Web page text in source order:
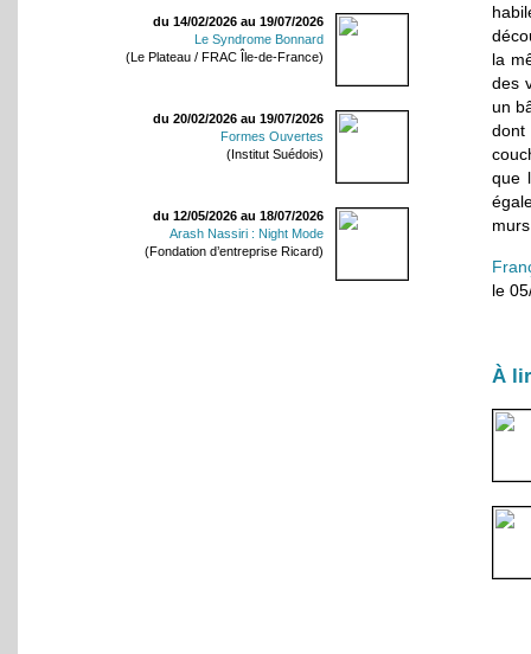
du 14/02/2026 au 19/07/2026
Le Syndrome Bonnard
(Le Plateau / FRAC Île-de-France)
du 20/02/2026 au 19/07/2026
Formes Ouvertes
(Institut Suédois)
du 12/05/2026 au 18/07/2026
Arash Nassiri : Night Mode
(Fondation d’entreprise Ricard)
la
des
un
dont
que
le
À